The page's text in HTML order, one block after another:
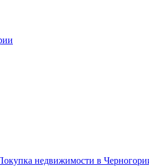
недвижимости в